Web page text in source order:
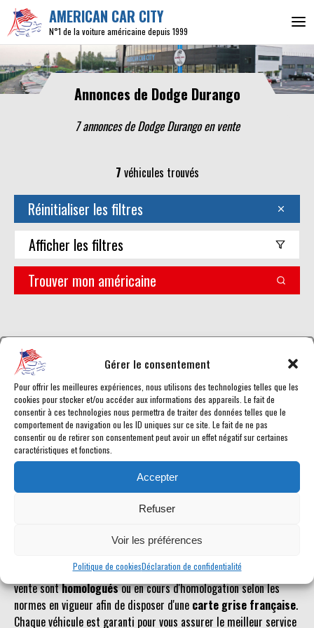
Gérer le consentement
Pour offrir les meilleures expériences, nous utilisons des technologies telles que les
cookies pour stocker et/ou accéder aux informations des appareils. Le fait de
consentir à ces technologies nous permettra de traiter des données telles que le
comportement de navigation ou les ID uniques sur ce site. Le fait de ne pas
consentir ou de retirer son consentement peut avoir un effet négatif sur certaines
caractéristiques et fonctions.
Accepter
Refuser
Voir les préférences
Politique de cookiesDéclaration de confidentialité
AMERICAN CAR CITY
N°1 de la voiture américaine depuis 1999
Annonces de Dodge Durango
7 annonces de Dodge Durango en vente
chez American Car City, en temps réel. Tous les Dodge Durango en
vente sonthomologuésou en cours d'homologation selon les
normes en vigueur afin de disposer d'une carte grise française.
Chaque véhicule est garanti pour vous assurer le meilleur service
7 véhicules trouvés
Réinitialiser les filtres
Afficher les filtres
Trouver mon américaine
Référence inconnue
Le véhicule recherché n'est pas ou plus référencé.
Retourner à la liste des véhicules en stock